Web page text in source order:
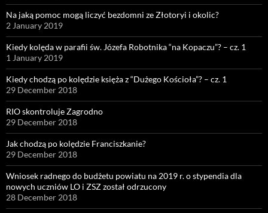
Na jaką pomoc mogą liczyć bezdomni ze Złotoryi i okolic?
2 January 2019
Kiedy kolęda w parafii św. Józefa Robotnika “na Kopaczu”? – cz. 1
1 January 2019
Kiedy chodzą po kolędzie księża z “Dużego Kościoła”? – cz. 1
29 December 2018
RIO skontroluje Zagrodno
29 December 2018
Jak chodzą po kolędzie Franciszkanie?
29 December 2018
Wniosek radnego do budżetu powiatu na 2019 r. o stypendia dla
nowych uczniów LO i ZSZ został odrzucony
28 December 2018